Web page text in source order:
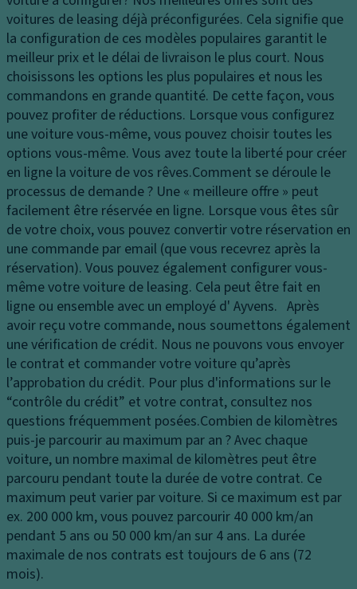
ôl
e
d
e
s
p
h
ar
e
s
E
cl
ai
ra
g
e
la
t
ér
al
F
e
u
x
d
e
jo
ur
ai
rb
d'
a
c
c
u
ei
l
M
ir
oi
r
d
e
c
o
ur
t
oi
si
e
Ai
d
e
a
u
st
a
ti
o
n
e
s
C
a
p
a
ci
t
é
d
u
c
of
f
re
B
oî
t
e
d
e
vi
t
e
s
s
e
s
A
n
voitures de leasing déjà préconfigurées. Cela signifie que
la configuration de ces modèles populaires garantit le
meilleur prix et le délai de livraison le plus court. Nous
choisissons les options les plus populaires et nous les
commandons en grande quantité. De cette façon, vous
pouvez profiter de réductions. Lorsque vous configurez
une voiture vous-même, vous pouvez choisir toutes les
options vous-même. Vous avez toute la liberté pour créer
en ligne la voiture de vos rêves.Comment se déroule le
processus de demande ? Une « meilleure offre » peut
facilement être réservée en ligne. Lorsque vous êtes sûr
de votre choix, vous pouvez convertir votre réservation en
une commande par email (que vous recevrez après la
réservation). Vous pouvez également configurer vous-
même votre voiture de leasing. Cela peut être fait en
ligne ou ensemble avec un employé d' Ayvens. Après
avoir reçu votre commande, nous soumettons également
une vérification de crédit. Nous ne pouvons vous envoyer
le contrat et commander votre voiture qu’après
l’approbation du crédit. Pour plus d'informations sur le
“contrôle du crédit” et votre contrat, consultez nos
questions fréquemment posées.Combien de kilomètres
puis-je parcourir au maximum par an ?Avec chaque
voiture, un nombre maximal de kilomètres peut être
parcouru pendant toute la durée de votre contrat. Ce
maximum peut varier par voiture. Si ce maximum est par
ex. 200 000 km, vous pouvez parcourir 40 000 km/an
pendant 5 ans ou 50 000 km/an sur 4 ans. La durée
maximale de nos contrats est toujours de 6 ans (72
mois).